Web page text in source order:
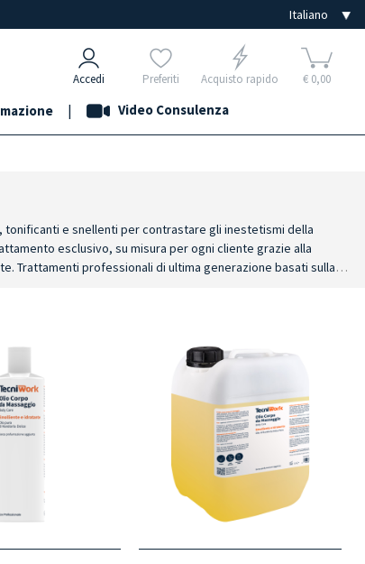
Accedi Preferiti Acquisto rapido € 0,00
| Video Consulenza
e snellenti per contrastare gli inestetismi della
esclusivo, su misura per ogni cliente grazie alla
Trattamenti professionali di ultima generazione basati sulla